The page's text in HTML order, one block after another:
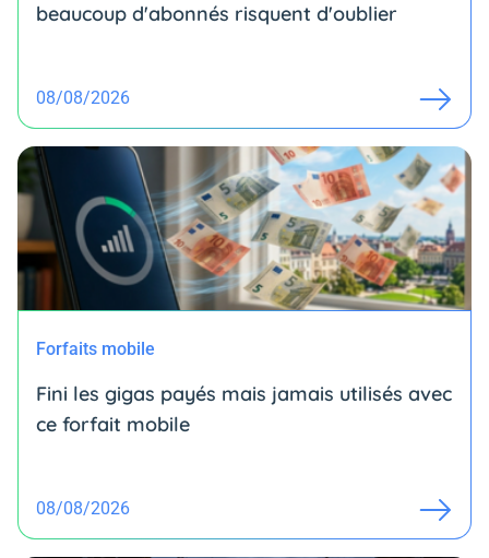
beaucoup d'abonnés risquent d'oublier
08/08/2026
Forfaits mobile
Fini les gigas payés mais jamais utilisés avec
ce forfait mobile
08/08/2026